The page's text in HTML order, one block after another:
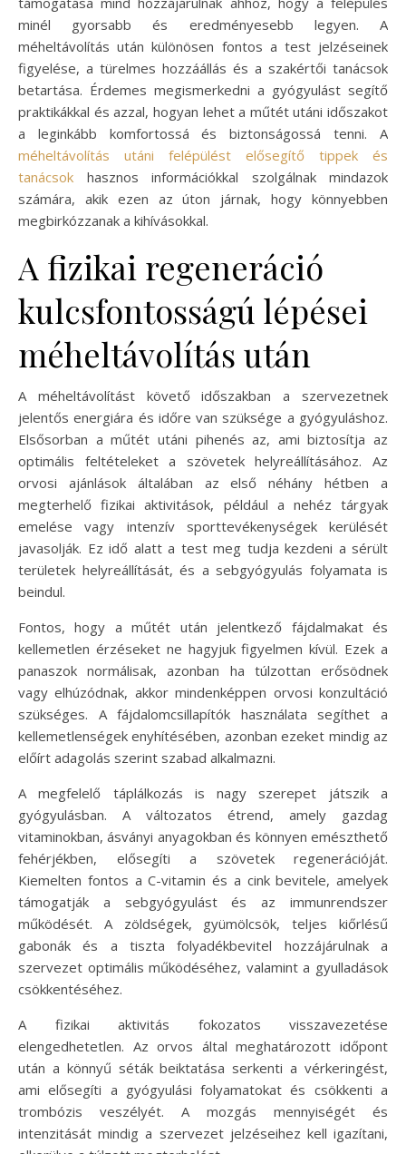
minél gyorsabb és eredményesebb legyen. A
méheltávolítás után különösen fontos a test jelzéseinek
figyelése, a türelmes hozzáállás és a szakértői tanácsok
betartása. Érdemes megismerkedni a gyógyulást segítő
praktikákkal és azzal, hogyan lehet a műtét utáni időszakot
a leginkább komfortossá és biztonságossá tenni. A
méheltávolítás utáni felépülést elősegítő tippek és
tanácsok hasznos információkkal szolgálnak mindazok
számára, akik ezen az úton járnak, hogy könnyebben
megbirkózzanak a kihívásokkal.
A fizikai regeneráció
kulcsfontosságú lépései
méheltávolítás után
A méheltávolítást követő időszakban a szervezetnek
jelentős energiára és időre van szüksége a gyógyuláshoz.
Elsősorban a műtét utáni pihenés az, ami biztosítja az
optimális feltételeket a szövetek helyreállításához. Az
orvosi ajánlások általában az első néhány hétben a
megterhelő fizikai aktivitások, például a nehéz tárgyak
emelése vagy intenzív sporttevékenységek kerülését
javasolják. Ez idő alatt a test meg tudja kezdeni a sérült
területek helyreállítását, és a sebgyógyulás folyamata is
beindul.
Fontos, hogy a műtét után jelentkező fájdalmakat és
kellemetlen érzéseket ne hagyjuk figyelmen kívül. Ezek a
panaszok normálisak, azonban ha túlzottan erősödnek
vagy elhúzódnak, akkor mindenképpen orvosi konzultáció
szükséges. A fájdalomcsillapítók használata segíthet a
kellemetlenségek enyhítésében, azonban ezeket mindig az
előírt adagolás szerint szabad alkalmazni.
A megfelelő táplálkozás is nagy szerepet játszik a
gyógyulásban. A változatos étrend, amely gazdag
vitaminokban, ásványi anyagokban és könnyen emészthető
fehérjékben, elősegíti a szövetek regenerációját.
Kiemelten fontos a C-vitamin és a cink bevitele, amelyek
támogatják a sebgyógyulást és az immunrendszer
működését. A zöldségek, gyümölcsök, teljes kiőrlésű
gabonák és a tiszta folyadékbevitel hozzájárulnak a
szervezet optimális működéséhez, valamint a gyulladások
csökkentéséhez.
A fizikai aktivitás fokozatos visszavezetése
elengedhetetlen. Az orvos által meghatározott időpont
után a könnyű séták beiktatása serkenti a vérkeringést,
ami elősegíti a gyógyulási folyamatokat és csökkenti a
trombózis veszélyét. A mozgás mennyiségét és
intenzitását mindig a szervezet jelzéseihez kell igazítani,